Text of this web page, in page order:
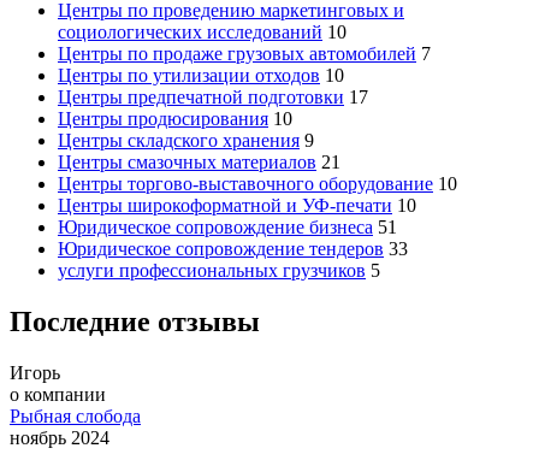
Центры по проведению маркетинговых и
социологических исследований 10
Центры по продаже грузовых автомобилей 7
Центры по утилизации отходов 10
Центры предпечатной подготовки 17
Центры продюсирования 10
Центры складского хранения 9
Центры смазочных материалов 21
Центры торгово-выставочного оборудование 10
Центры широкоформатной и УФ-печати 10
Юридическое сопровождение бизнеса 51
Юридическое сопровождение тендеров 33
услуги профессиональных грузчиков 5
Последние отзывы
Игорь
о компании
Рыбная слобода
ноябрь 2024